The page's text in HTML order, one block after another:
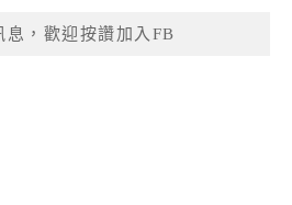
息，歡迎按讚加入FB